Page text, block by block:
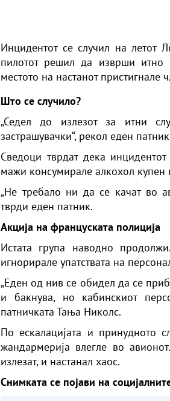
Инцидентот се случил на летот
пилотот решил да изврши итно
местото на настанот
Што се случило?
„Седел до излезот за итни
застрашувачки“, рекол еден
Сведоци тврдат дека
мажи консумирале алкохол
„Не требало ни да се качат во
тврди еден патник.
Акција на француската полиција
Истата група наводно
игнорирале упатствата на
„Еден од нив се обидел да се
и бакнува, но кабинскиот
патничката Тања Николс.
По ескалацијата и принудното
жандармерија влегле во
излезат, и настанал хаос.
Снимката се појави на